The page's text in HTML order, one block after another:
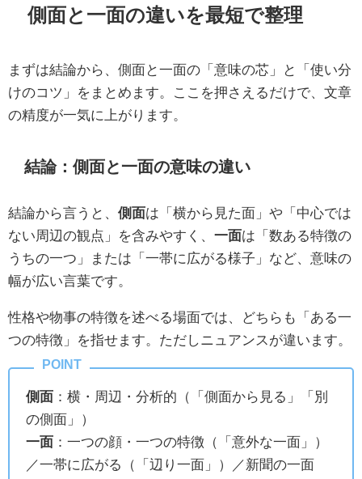
側面と一面の違いを最短で整理
まずは結論から、側面と一面の「意味の芯」と「使い分
けのコツ」をまとめます。ここを押さえるだけで、文章
の精度が一気に上がります。
結論：側面と一面の意味の違い
結論から言うと、 側面は「横から見た面」や「中心では
ない周辺の観点」を含みやすく、 一面は「数ある特徴の
うちの一つ」または「一帯に広がる様子」など、意味の
幅が広い言葉です。
性格や物事の特徴を述べる場面では、どちらも「ある一
つの特徴」を指せます。ただしニュアンスが違います。
側面 ：横・周辺・分析的（「側面から見る」「別
の側面」）
一面 ：一つの顔・一つの特徴（「意外な一面」）
／一帯に広がる（「辺り一面」）／新聞の一面